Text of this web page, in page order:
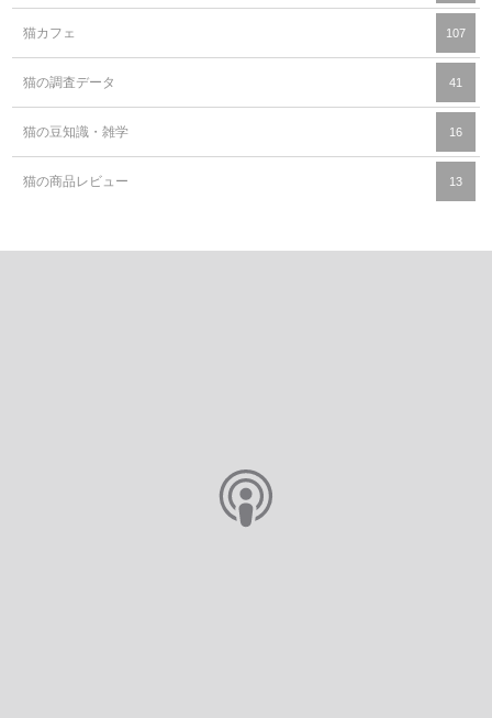
猫カフェ 107
猫の調査データ 41
猫の豆知識・雑学 16
猫の商品レビュー 13